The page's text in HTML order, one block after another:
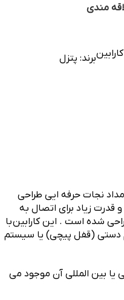
مندی
کارابینبرند: پتزل
نجات حرفه ایی طراحی
قدرت زیاد برای اتصال به
شده است . این کارابین با
(قفل پیچی) یا سیستم
یا بین المللی آن موجود می